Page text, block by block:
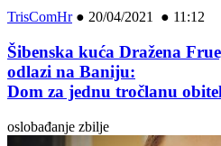
TrisComHr● 20/04/2021 ● 11:12
Šibenska kuća Dražena
odlazi na Baniju:
Dom za jednu tročlanu
oslobađanje zbilje